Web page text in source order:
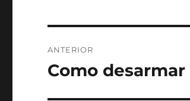
de
ANTERIOR
Entrada
Como